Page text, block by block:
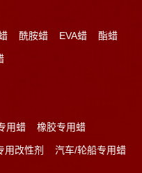
酰胺蜡 EVA蜡 酯蜡
用蜡 橡胶专用蜡
用改性剂 汽车/轮船专用蜡